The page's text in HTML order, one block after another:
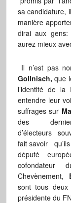
sa candidature,
manière
dirai aux gens:
aurez mieux
Il n’est pas
Gollnisch, que
l’identité de
entendre leur
suffrages sur
des
d’électeurs
fait savoir
député
cofondateur
Chevènement,
sont tous
présidente du FN